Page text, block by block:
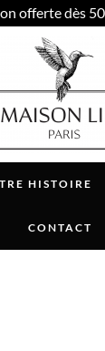
offerte dès 50
HISTOIRE
CONTACT